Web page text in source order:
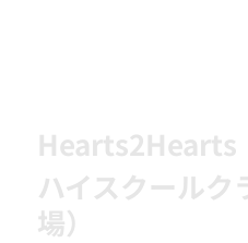
Hearts2Hearts
ハイスクールク
場）